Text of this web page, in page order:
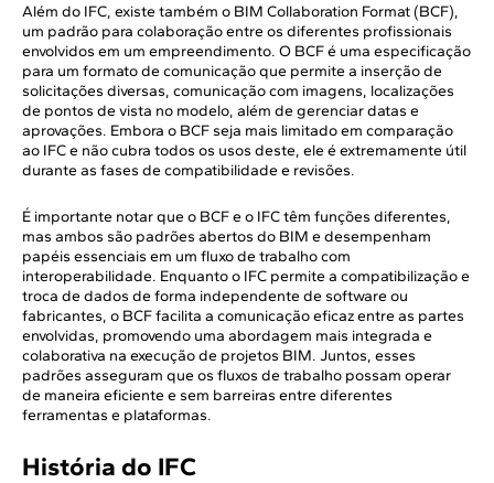
Além do IFC, existe também o BIM Collaboration Format (BCF),
um padrão para colaboração entre os diferentes profissionais
envolvidos em um empreendimento. O BCF é uma especificação
para um formato de comunicação que permite a inserção de
solicitações diversas, comunicação com imagens, localizações
de pontos de vista no modelo, além de gerenciar datas e
aprovações. Embora o BCF seja mais limitado em comparação
ao IFC e não cubra todos os usos deste, ele é extremamente útil
durante as fases de compatibilidade e revisões.
É importante notar que o BCF e o IFC têm funções diferentes,
mas ambos são padrões abertos do BIM e desempenham
papéis essenciais em um fluxo de trabalho com
interoperabilidade. Enquanto o IFC permite a compatibilização e
troca de dados de forma independente de software ou
fabricantes, o BCF facilita a comunicação eficaz entre as partes
envolvidas, promovendo uma abordagem mais integrada e
colaborativa na execução de projetos BIM. Juntos, esses
padrões asseguram que os fluxos de trabalho possam operar
de maneira eficiente e sem barreiras entre diferentes
ferramentas e plataformas.
História do IFC